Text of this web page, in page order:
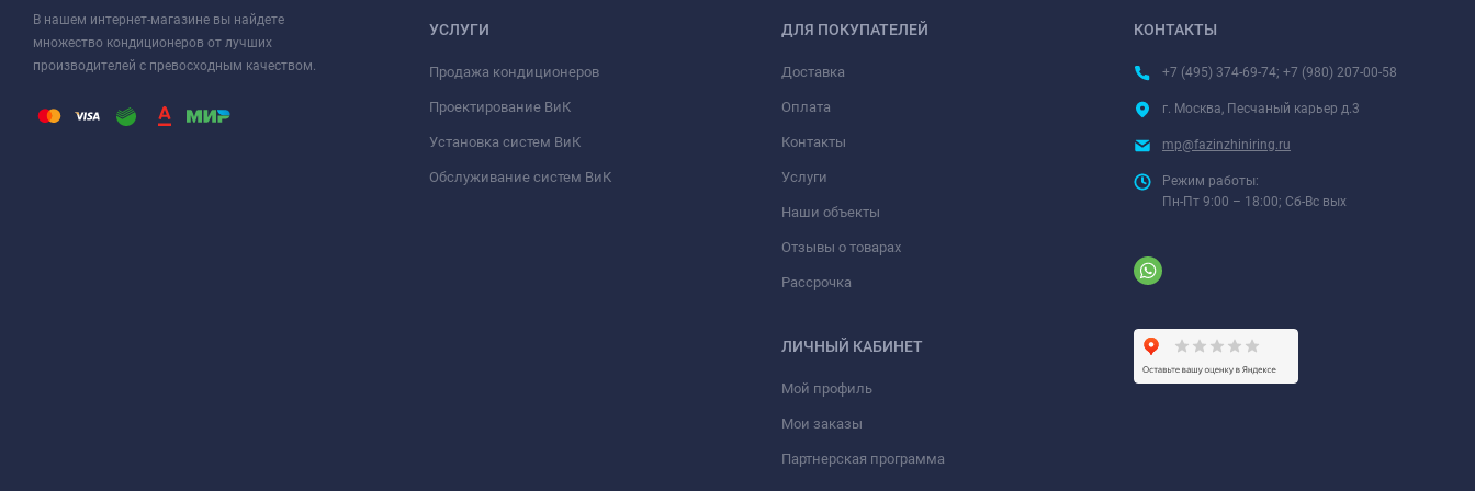
В нашем интернет-магазине вы найдете
множество кондиционеров от лучших
производителей с превосходным качеством.
УСЛУГИ
Продажа кондиционеров
Проектирование ВиК
Установка систем ВиК
Обслуживание систем ВиК
ДЛЯ ПОКУПАТЕЛЕЙ
Доставка
Оплата
Контакты
Услуги
Наши объекты
Отзывы о товарах
Рассрочка
ЛИЧНЫЙ КАБИНЕТ
Мой профиль
Мои заказы
Партнерская программа
КОНТАКТЫ
+7 (495) 374-69-74; +7 (980) 207-00-58
г. Москва, Песчаный карьер д.3
mp@fazinzhiniring.ru
Режим работы:
Пн-Пт 9:00 – 18:00; Сб-Вс вых